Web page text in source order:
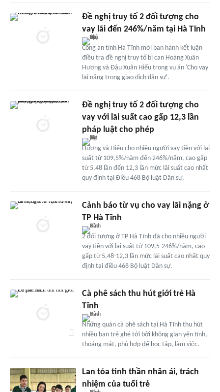
Đề nghị truy tố 2 đối tượng cho
vay lãi đến 246%/năm tại Hà Tĩnh
Công an tỉnh Hà Tĩnh mới ban hành kết luận
điều tra đề nghị truy tố bị can Hoàng Xuân
Hương và Đậu Xuân Hiếu trong vụ án 'Cho vay
lãi nặng trong giao dịch dân sự'.
Đề nghị truy tố 2 đối tượng cho
vay với lãi suất cao gấp 12,3 lần
pháp luật cho phép
Hương và Hiếu cho nhiều người vay tiền với lãi
suất từ 109,5%/năm đến 246%/năm, cao gấp
từ 5,48 lần đến 12,3 lần mức lãi suất cao nhất
quy định tại Điều 468 Bộ luật Dân sự.
Cảnh báo từ vụ cho vay lãi nặng ở
TP Hà Tĩnh
2 đối tượng ở TP Hà Tĩnh đã cho nhiều người
vay tiền với lãi suất từ 109,5-246%/năm, cao
gấp từ 5,48-12,3 lần mức lãi suất cao nhất quy
định tại điều 468 Bộ luật Dân sự.
Cà phê sách thu hút giới trẻ Hà
Tĩnh
Những quán cà phê sách tại Hà Tĩnh thu hút
nhiều bạn trẻ ghé tới bởi không gian yên tĩnh,
thoáng mát, phù hợp để học tập, làm việc.
Lan tỏa tinh thần nhân ái, trách
nhiệm của tuổi trẻ